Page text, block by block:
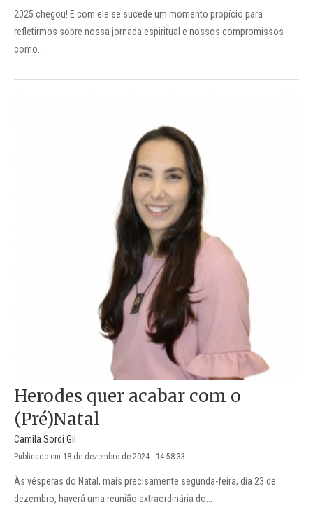
2025 chegou! E com ele se sucede um momento propício para
refletirmos sobre nossa jornada espiritual e nossos compromissos
como...
Herodes quer acabar com o
(Pré)Natal
Camila Sordi Gil
Publicado em 18 de dezembro de 2024 - 14:58:33
Às vésperas do Natal, mais precisamente segunda-feira, dia 23 de
dezembro, haverá uma reunião extraordinária do...